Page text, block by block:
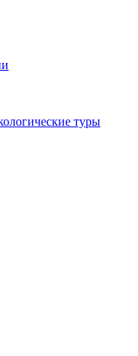
туры